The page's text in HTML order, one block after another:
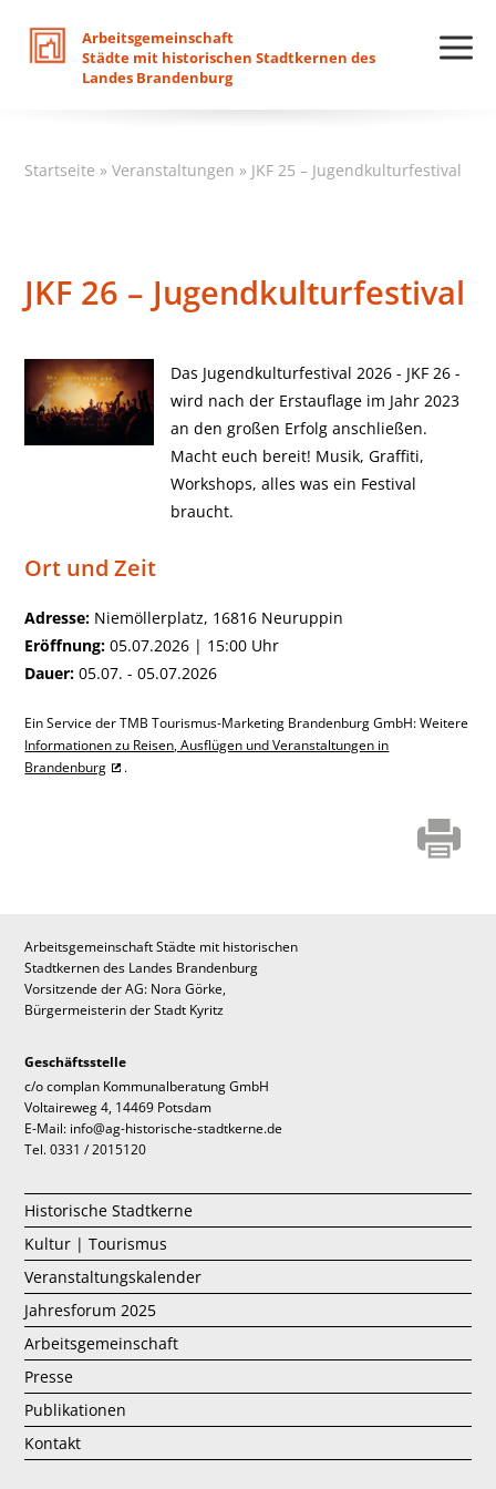
Arbeitsgemeinschaft
Städte mit historischen Stadtkernen des
Landes Brandenburg
Startseite »Veranstaltungen » JKF 25 – Jugendkulturfestival
JKF 26 – Jugendkulturfestival
Das Jugendkulturfestival 2026 - JKF 26 -
wird nach der Erstauflage im Jahr 2023
an den großen Erfolg anschließen.
Macht euch bereit! Musik, Graffiti,
Workshops, alles was ein Festival
braucht.
Ort und Zeit
Adresse: Niemöllerplatz, 16816 Neuruppin
Eröffnung: 05.07.2026 | 15:00 Uhr
Dauer: 05.07. - 05.07.2026
Ein Service der TMB Tourismus-Marketing Brandenburg GmbH: Weitere
Informationen zu Reisen, Ausflügen und Veranstaltungen in
Brandenburg
.
Arbeitsgemeinschaft Städte mit historischen
Stadtkernen des Landes Brandenburg
Vorsitzende der AG: Nora Görke,
Bürgermeisterin der Stadt Kyritz
Geschäftsstelle
c/o complan Kommunalberatung GmbH
Voltaireweg 4, 14469 Potsdam
E-Mail: info@ag-historische-stadtkerne.de
Tel. 0331 / 2015120
Historische Stadtkerne
Kultur | Tourismus
Veranstaltungskalender
Jahresforum 2025
Arbeitsgemeinschaft
Presse
Publikationen
Kontakt